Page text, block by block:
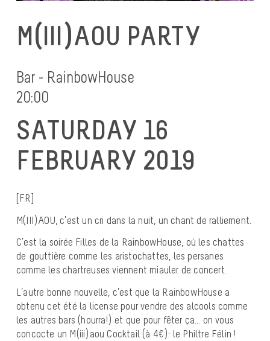
M(III)AOU PARTY
Bar - RainbowHouse
20:00
SATURDAY 16
FEBRUARY 2019
[FR]
M(III)AOU, c’est un cri dans la nuit, un chant de ralliement.
C’est la soirée Filles de la RainbowHouse, où les chattes
de gouttière comme les aristochattes, les persanes
comme les chartreuses viennent miauler de concert.
L’autre bonne nouvelle, c’est que la RainbowHouse a
obtenu cet été la license pour vendre des alcools comme
les autres bars (hourra!) et que pour fêter ça… on vous
concocte un M(iii)aou Cocktail (à 4€): le Philtre Félin !